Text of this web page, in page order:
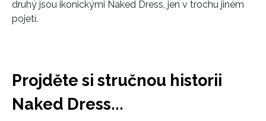
druhý jsou ikonickými Naked Dress, jen v trochu jiném
pojetí.
Projděte si stručnou historii
Naked Dress...